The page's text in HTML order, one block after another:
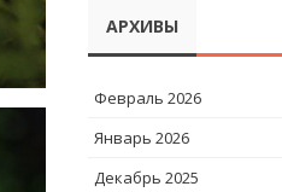
АРХИВЫ
Февраль 2026
Январь 2026
Декабрь 2025